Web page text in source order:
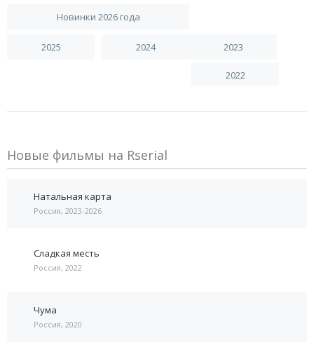
Новинки 2026 года
2025 2024 2023
2022
Новые фильмы на Rserial
Натальная карта
Россия, 2023-2026
Сладкая месть
Россия, 2022
Чума
Россия, 2020